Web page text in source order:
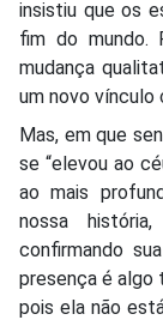
insistiu que os
fim do mundo.
mudança
um novo vínculo
Mas, em que
se “elevou ao
ao mais
nossa
confirmando
presença é algo
pois ela não